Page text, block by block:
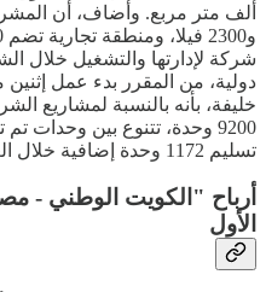
دولية، من المقرر بدء عمل إثنين
خليفة، بأنه بالنسبة لمشاريع
9200 وحدة، تتنوع بين
تسليم 1172 وحدة إضافية خلال العام الجاري.
الأول